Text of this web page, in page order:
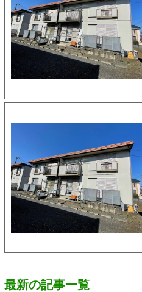
最新の記事一覧